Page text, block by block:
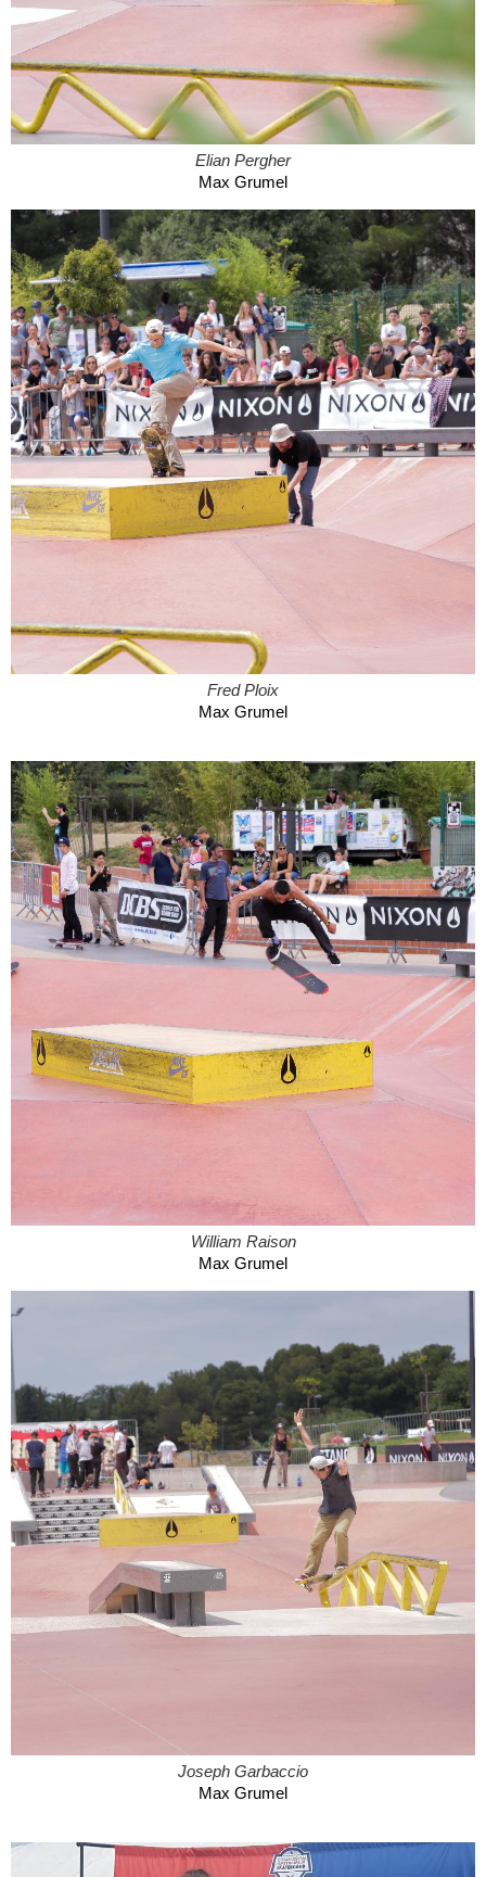
Elian Pergher
Max Grumel
Fred Ploix
Max Grumel
William Raison
Max Grumel
Joseph Garbaccio
Max Grumel